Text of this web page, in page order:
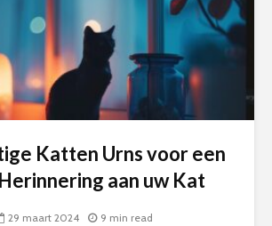
Katten Urns voor een
aan uw Kat
29 maart 2024 9 min read